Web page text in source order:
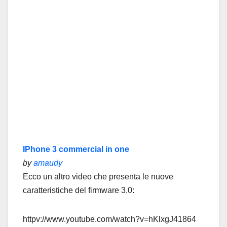
IPhone 3 commercial in one
byamaudy
Ecco un altro video che presenta le nuove
caratteristiche del firmware 3.0:
httpv://www.youtube.com/watch?v=hKlxgJ41864